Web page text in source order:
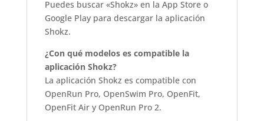
Puedes buscar «Shokz» en la App Store o
Google Play para descargar la aplicación
Shokz.
¿Con qué modelos es compatible la
aplicación Shokz?
La aplicación Shokz es compatible con
OpenRun Pro, OpenSwim Pro, OpenFit,
OpenFit Air y OpenRun Pro 2.